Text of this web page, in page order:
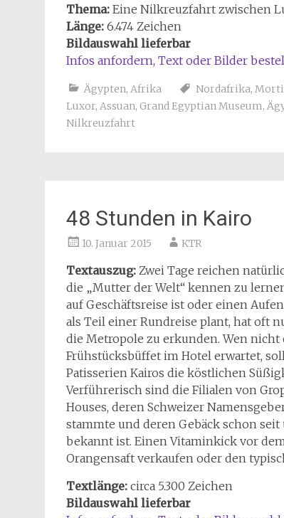
Thema: Eine Nilkreuzfahrt zwischen
Länge: 6.474 Zeichen
Bildauswahl lieferbar
Infos anfordern, Text oder Bilder
Ägypten, Afrika Nordafrika,
Luxor, Assuan, Grand Egyptian Museum,
Nilkreuzfahrt
48 Stunden in Kairo
10. Januar 2015 KTR
Textauszug: Zwei Tage reichen
die „Mutter der Welt“ kennen zu
auf Geschäftsreise ist oder einen
als Teil einer Rundreise plant, hat oft
die Metropole zu erkunden. Wen nicht
Frühstücksbüffet im Hotel erwartet,
Patisserien Kairos die köstlichen
Verführerisch sind die Filialen von
Houses, deren Schweizer
stammte und deren Gebäck schon
bekannt ist. Einen Vitaminkick vor
Orangensaft verkaufen oder den
Textlänge: circa 5.300 Zeichen
Bildauswahl lieferbar